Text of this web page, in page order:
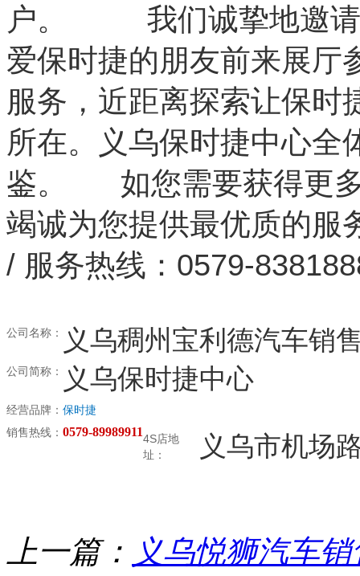
户。 我们诚挚地邀请
爱保时捷的朋友前来展厅
服务，近距离探索让保时
所在。义乌保时捷中心全
鉴。 如您需要获得更多
竭诚为您提供最优质的服
/ 服务热线：0579-
公司名称： 义乌稠州宝利德汽车销
公司简称： 义乌保时捷中心
经营品牌： 保时捷
销售热线： 0579-899899114S店地
址：
义乌市机场
上一篇： 义乌悦狮汽车